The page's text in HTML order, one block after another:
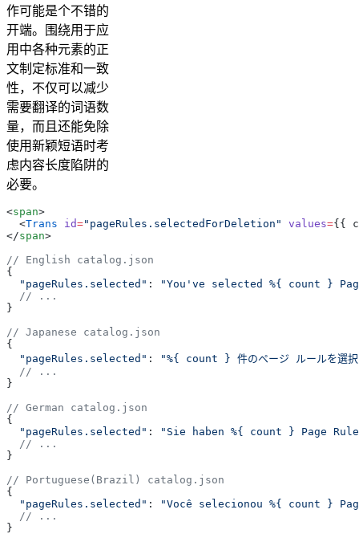
作可能是个不错的
开端。围绕用于应
用中各种元素的正
文制定标准和一致
性，不仅可以减少
需要翻译的词语数
量，而且还能免除
使用新颖短语时考
虑内容长度陷阱的
必要。
<span>
  <
Trans id="pageRules.selectedForDeletion" values={ {
</span>
// English catalog.json
{
  "pageRules.selected"
:
"You've selected %{ count }
  // ...
}
// Japanese catalog.json
{
  "pageRules.selected"
:
"%{ count } 件のページ ルールを選択
  // ...
}
// German catalog.json
{
  "pageRules.selected"
:
"Sie haben %{ count } Page
  // ...
}
// Portuguese(Brazil) catalog.json
{
  "pageRules.selected"
:
"Você selecionou %{ count }
  // ...
}